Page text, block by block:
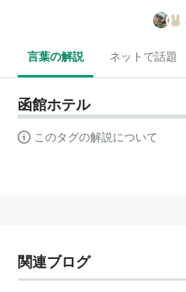
言葉の解説 ネットで話題
函館ホテル
このタグの解説について
関連ブログ